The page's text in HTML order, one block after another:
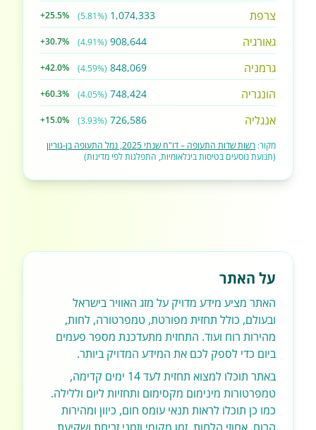
צרפת 1,074,333
(5.81%)
+25.5%
גאורגיה 908,644
(4.91%)
+30.7%
גרמניה 848,069
(4.59%)
+42.0%
הונגריה 748,424
(4.05%)
+60.3%
אנגליה 726,586
(3.93%)
+15.0%
מקור: רשות שדות התעופה – דו"ח שנתי 2025, נמל התעופה בן-גוריון
(תנועת נוסעים בטיסות בינלאומיות, התפלגות לפי מדינות)
על האתר
האתר מציע מידע מדויק על מזג האוויר בישראל
ובעולם, כולל תחזית מפורטת, טמפרטורה, לחות,
מהירות רוח ועוד. התחזית מתעדכנת מספר פעמים
ביום כדי לספק לכם את המידע המדויק ביותר.
באתר תוכלו למצוא תחזית לעד 14 ימים קדימה,
טמפרטורות מינימום מקסימום ותחזיות ליום וללילה.
כמו כן תוכלו לראות תנאי עומס חום, כיוון ומהירות